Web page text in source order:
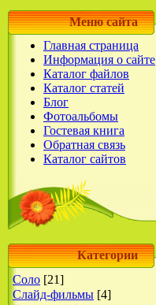
Меню сайта
Главная страница
Информация о сайте
Каталог файлов
Каталог статей
Блог
Фотоальбомы
Гостевая книга
Обратная связь
Каталог сайтов
Категории
Соло [21]
Слайд-фильмы [4]